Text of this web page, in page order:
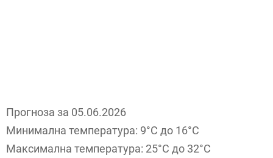
Прогноза за 05.06.2026
Минимална температура: 9°C до 16°C
Максимална температура: 25°C до 32°C